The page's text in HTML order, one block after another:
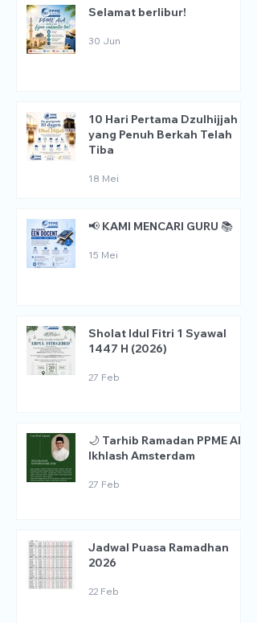
Selamat berlibur!
30 Jun
10 Hari Pertama Dzulhijjah
yang Penuh Berkah Telah
Tiba
18 Mei
📢 KAMI MENCARI GURU 📚
15 Mei
Sholat Idul Fitri 1 Syawal
1447 H (2026)
27 Feb
🌙 Tarhib Ramadan PPME Al
Ikhlash Amsterdam
27 Feb
Jadwal Puasa Ramadhan
2026
22 Feb